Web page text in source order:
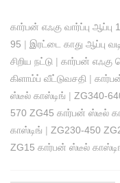
கார்பன் எஃகு வார்ப்பு ஆப்பு
95 | இரட்டை காது ஆப்பு
சிறிய நட்டு | கார்பன் எஃகு
கிளாம்ப் வீட்டுவசதி |
ஸ்டீல் காஸ்டிங் | ZG340-
570 ZG45 கார்பன் ஸ்டீல்
காஸ்டிங் | ZG230-450
ZG15 கார்பன் ஸ்டீல்